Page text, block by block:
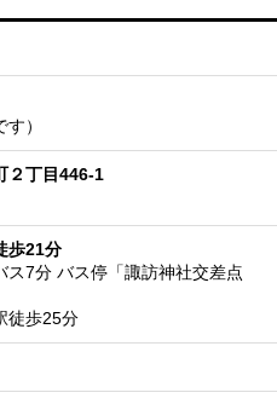
）
２丁目446-1
歩21分
ス7分 バス停「諏訪神社交差点
徒歩25分